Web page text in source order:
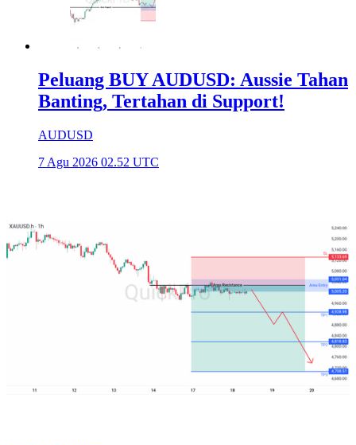
Peluang BUY AUDUSD: Aussie Tahan
Banting, Tertahan di Support!
AUDUSD
7 Agu 2026 02.52 UTC